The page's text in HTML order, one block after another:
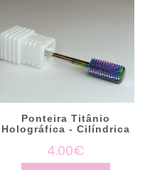
Ponteira Titânio
Holográfica - Cilíndrica
4.00€